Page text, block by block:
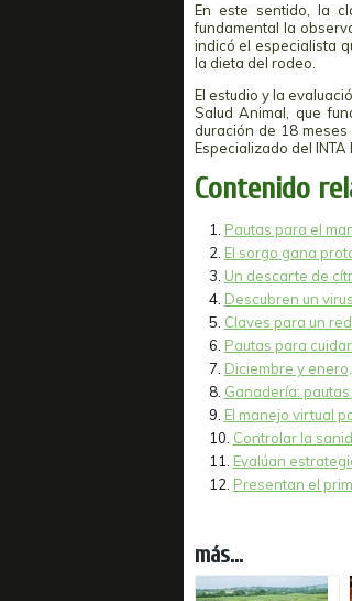
En este sentido, la
fundamental la
indicó el especialista
la dieta del rodeo.
El estudio y la
Salud Animal, que
duración de 18
Especializado del INTA
Contenido
Pautas para el
El sorgo gana
Un descarte de
Descubren un
Claves para un
Pautas para
Diciembre y
Ganadería:
El manejo virtual
Controlar la
Evalúan
Presentan el
más...